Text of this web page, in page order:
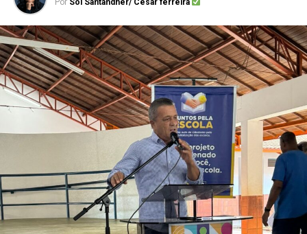
Por Sol Santandher/ Cesar ferreira